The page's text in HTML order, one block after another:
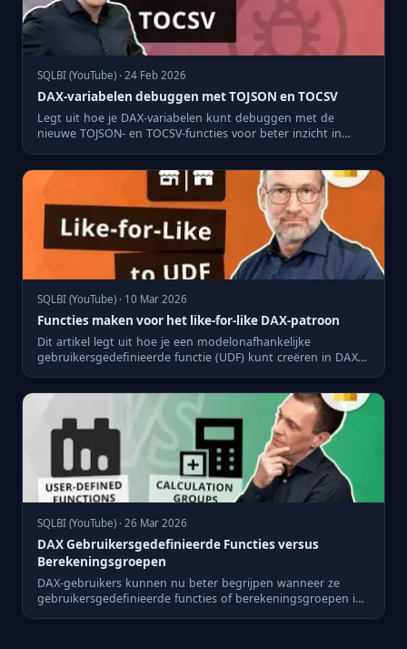
SQLBI (YouTube) · 24 Feb 2026
DAX-variabelen debuggen met TOJSON en TOCSV
Legt uit hoe je DAX-variabelen kunt debuggen met de
nieuwe TOJSON- en TOCSV-functies voor beter inzicht in
SQLBI (YouTube) · 10 Mar 2026
Functies maken voor het like-for-like DAX-patroon
Dit artikel legt uit hoe je een modelonafhankelijke
gebruikersgedefinieerde functie (UDF) kunt creëren in DAX
SQLBI (YouTube) · 26 Mar 2026
DAX Gebruikersgedefinieerde Functies versus
Berekeningsgroepen
DAX-gebruikers kunnen nu beter begrijpen wanneer ze
gebruikersgedefinieerde functies of berekeningsgroepen in